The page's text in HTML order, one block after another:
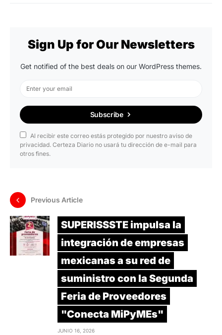
Sign Up for Our Newsletters
Get notified of the best deals on our WordPress themes.
Subscribe
Al recibir este correo estás protegido por nuestro aviso de
privacidad. Certeza Diario no usará tu dirección de e-mail para
otros fines.
Previous Article
SUPERISSSTE impulsa la
integración de empresas
mexicanas a su red de
suministro con la Segunda
Feria de Proveedores
"Conecta MiPyMEs"
JUNIO 16, 2026